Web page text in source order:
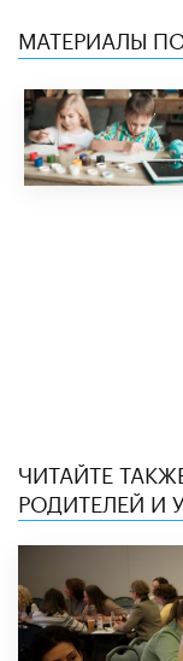
МАТЕРИАЛЫ
ЧИТАЙТЕ
РОДИТЕЛЕЙ И